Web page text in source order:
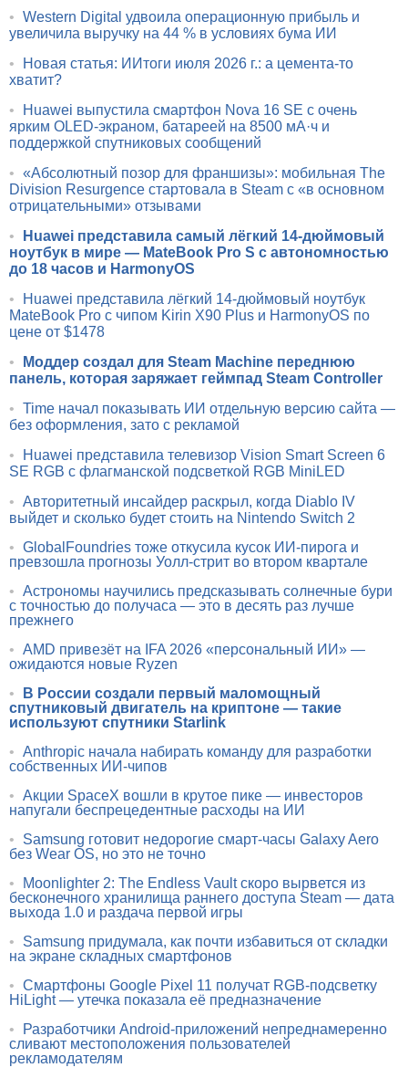
• Western Digital удвоила операционную прибыль и
увеличила выручку на 44 % в условиях бума ИИ
•
Новая статья: ИИтоги июля 2026 г.: а цемента-то
хватит?
•
Huawei выпустила смартфон Nova 16 SE с очень
ярким OLED-экраном, батареей на 8500 мА·ч и
поддержкой спутниковых сообщений
• «Абсолютный позор для франшизы»: мобильная The
Division Resurgence стартовала в Steam с «в основном
отрицательными» отзывами
•
Huawei представила самый лёгкий 14-дюймовый
ноутбук в мире — MateBook Pro S с автономностью
до 18 часов и HarmonyOS
•
Huawei представила лёгкий 14-дюймовый ноутбук
MateBook Pro с чипом Kirin X90 Plus и HarmonyOS по
цене от $1478
•
Моддер создал для Steam Machine переднюю
панель, которая заряжает геймпад Steam Controller
• Time начал показывать ИИ отдельную версию сайта —
без оформления, зато с рекламой
•
Huawei представила телевизор Vision Smart Screen 6
SE RGB с флагманской подсветкой RGB MiniLED
• Авторитетный инсайдер раскрыл, когда Diablo IV
выйдет и сколько будет стоить на Nintendo Switch 2
• GlobalFoundries тоже откусила кусок ИИ-пирога и
превзошла прогнозы Уолл-стрит во втором квартале
• Астрономы научились предсказывать солнечные бури
с точностью до получаса — это в десять раз лучше
прежнего
• AMD привезёт на IFA 2026 «персональный ИИ» —
ожидаются новые Ryzen
•
В России создали первый маломощный
спутниковый двигатель на криптоне — такие
используют спутники Starlink
• Anthropic начала набирать команду для разработки
собственных ИИ-чипов
• Акции SpaceX вошли в крутое пике — инвесторов
напугали беспрецедентные расходы на ИИ
•
Samsung готовит недорогие смарт-часы Galaxy Aero
без Wear OS, но это не точно
•
Moonlighter 2: The Endless Vault скоро вырвется из
бесконечного хранилища раннего доступа Steam — дата
выхода 1.0 и раздача первой игры
•
Samsung придумала, как почти избавиться от складки
на экране складных смартфонов
• Смартфоны Google Pixel 11 получат RGB-подсветку
HiLight — утечка показала её предназначение
•
Разработчики Android-приложений непреднамеренно
сливают местоположения пользователей
рекламодателям